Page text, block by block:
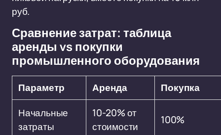
руб.
Сравнение затрат: таблица
аренды vs покупки
промышленного оборудования
Параметр Аренда Покупка
Начальные
затраты
10-20% от
стоимости
100%